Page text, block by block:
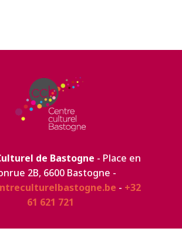
de Bastogne - Place en
2B, 6600 Bastogne -
- +32
61 621 721